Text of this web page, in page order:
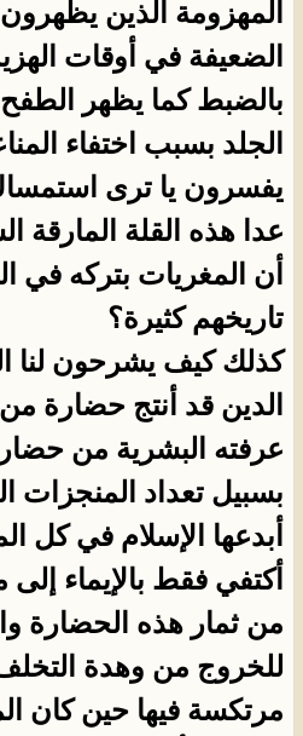
المهزومة الذين
الضعيفة في أوقات
بالضبط كما يظهر
الجلد بسبب اختفاء
يفسرون يا ترى
عدا هذه القلة المارقة
أن المغريات بتركه في
تاريخهم كثيرة؟
كذلك كيف يشرحون لنا
الدين قد أنتج حضارة
عرفته البشرية من
بسبيل تعداد المنجزات
أبدعها الإسلام في كل
أكتفي فقط بالإيماء إلى
من ثمار هذه الحضارة
للخروج من وهدة
مرتكسة فيها حين كان